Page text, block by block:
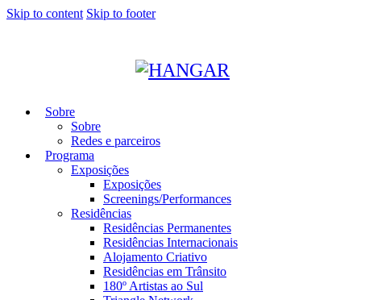
Skip to content Skip to footer
Sobre
Sobre
Redes e parceiros
Programa
Exposições
Exposições
Screenings/Performances
Residências
Residências Permanentes
Residências Internacionais
Alojamento Criativo
Residências em Trânsito
180º Artistas ao Sul